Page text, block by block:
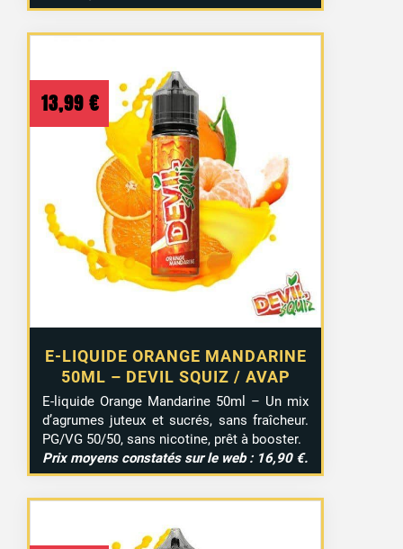
E-LIQUIDE ORANGE MANDARINE
50ML – DEVIL SQUIZ / AVAP
13,99 €
E-liquide Orange Mandarine 50ml – Un mix
d’agrumes juteux et sucrés, sans fraîcheur.
PG/VG 50/50, sans nicotine, prêt à booster.
Prix moyens constatés sur le web : 16,90 €.